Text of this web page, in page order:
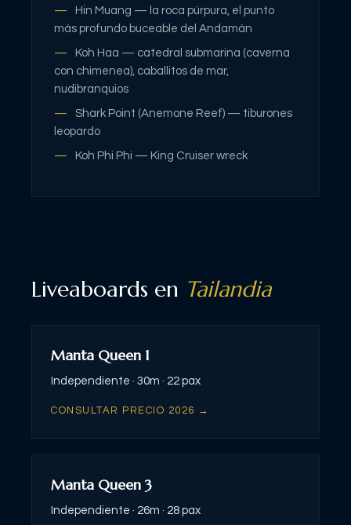
Hin Muang — la roca púrpura, el punto
más profundo buceable del Andamán
Koh Haa — catedral submarina (caverna
con chimenea), caballitos de mar,
nudibranquios
Shark Point (Anemone Reef) — tiburones
leopardo
Koh Phi Phi — King Cruiser wreck
Liveaboards en Tailandia
Manta Queen 1
Independiente · 30m · 22 pax
CONSULTAR PRECIO 2026 →
Manta Queen 3
Independiente · 26m · 28 pax